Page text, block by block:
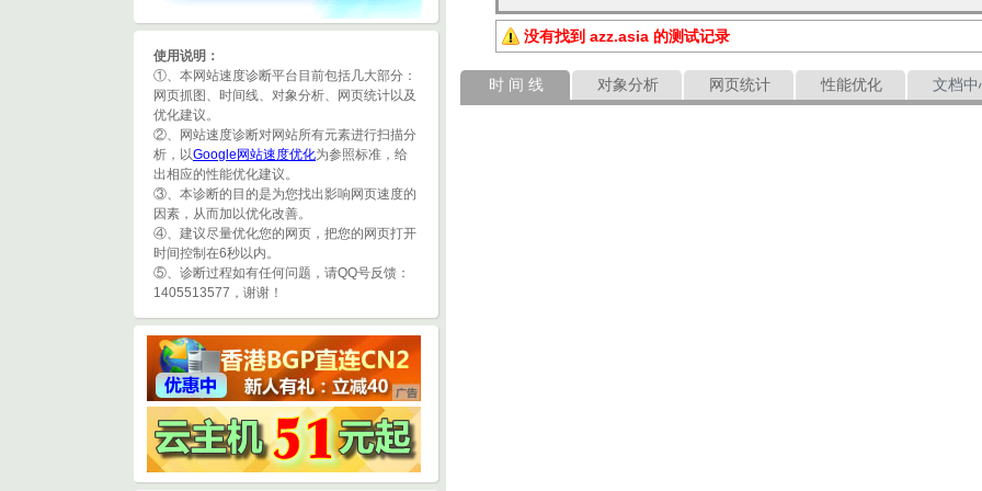
使用说明：
①、本网站速度诊断平台目前包括几大部分：
网页抓图、时间线、对象分析、网页统计以及
优化建议。
②、网站速度诊断对网站所有元素进行扫描分
析，以Google网站速度优化为参照标准，给
出相应的性能优化建议。
③、本诊断的目的是为您找出影响网页速度的
因素，从而加以优化改善。
④、建议尽量优化您的网页，把您的网页打开
时间控制在6秒以内。
⑤、诊断过程如有任何问题，请QQ号反馈：
1405513577，谢谢！
没有找到 azz.asia 的测试记录
时 间 线 对象分析 网页统计 性能优化 文档中